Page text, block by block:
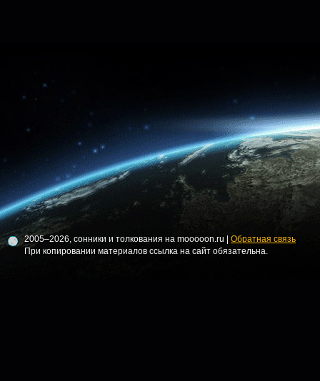
2005–2026, сонники и толкования на mooooon.ru | Обратная связь
При копировании материалов ссылка на сайт обязательна.